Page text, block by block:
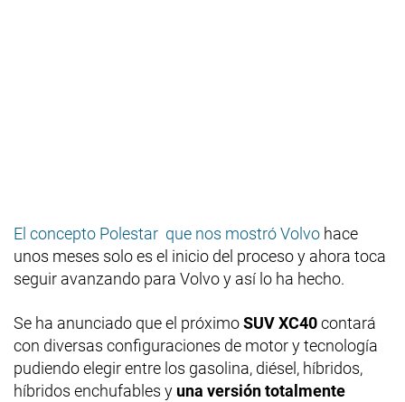
El concepto Polestar que nos mostró Volvo hace
unos meses solo es el inicio del proceso y ahora toca
seguir avanzando para Volvo y así lo ha hecho.
Se ha anunciado que el próximoSUV XC40contará
con diversas configuraciones de motor y tecnología
pudiendo elegir entre los gasolina, diésel, híbridos,
híbridos enchufables y una versión totalmente